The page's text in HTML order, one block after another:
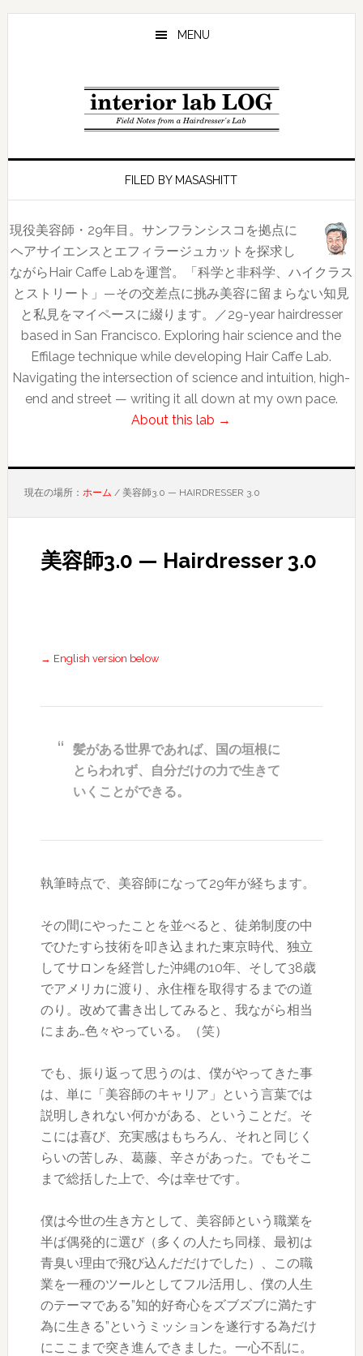
Skip
Skip
Skip
MENU
FILED BY MASASHITT
現役美容師・29年目。サンフランシスコを拠点に
ヘアサイエンスとエフィラージュカットを探求し
ながらHair Caffe Labを運営。「科学と非科学、ハイクラス
とストリート」—その交差点に挑み美容に留まらない知見
と私見をマイペースに綴ります。／29-year hairdresser
based in San Francisco. Exploring hair science and the
Effilage technique while developing Hair Caffe Lab.
Navigating the intersection of science and intuition, high-
end and street — writing it all down at my own pace.
About this lab →
現在の場所： ホーム /美容師3.0 — HAIRDRESSER 3.0
美容師3.0 — Hairdresser 3.0
→ English version below
髪がある世界であれば、国の垣根に
とらわれず、自分だけの力で生きて
いくことができる。
執筆時点で、美容師になって29年が経ちます。
その間にやったことを並べると、徒弟制度の中
でひたすら技術を叩き込まれた東京時代、独立
してサロンを経営した沖縄の10年、そして38歳
でアメリカに渡り、永住権を取得するまでの道
のり。改めて書き出してみると、我ながら相当
にまあ…色々やっている。（笑）
でも、振り返って思うのは、僕がやってきた事
は、単に「美容師のキャリア」という言葉では
説明しきれない何かがある、ということだ。そ
こには喜び、充実感はもちろん、それと同じく
らいの苦しみ、葛藤、辛さがあった。でもそこ
まで総括した上で、今は幸せです。
僕は今世の生き方として、美容師という職業を
半ば偶発的に選び（多くの人たち同様、最初は
青臭い理由で飛び込んだだけでした）、この職
業を一種のツールとしてフル活用し、僕の人生
のテーマである”知的好奇心をズブズブに満たす
為に生きる”というミッションを遂行する為だけ
にここまで突き進んできました。一心不乱に。